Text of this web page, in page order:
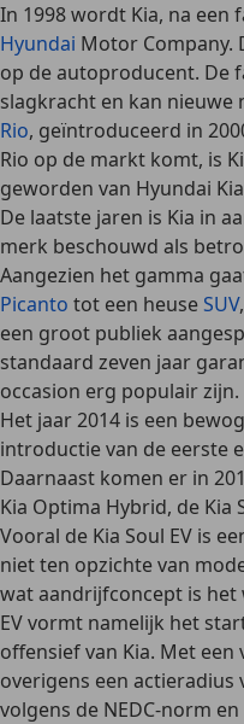
In 1998 wordt Kia, na
Hyundai Motor Company.
op de autoproducent. De
slagkracht en kan nieuwe
Rio, geïntroduceerd in
Rio op de markt komt, is
geworden van Hyundai
De laatste jaren is Kia in
merk beschouwd als
Aangezien het gamma
Picanto tot een heuseSUV
een groot publiek
standaard zeven jaar
occasion erg populair zijn.
Het jaar 2014 is een
introductie van de eerste
Daarnaast komen er in
Kia Optima Hybrid, de Kia
Vooral de Kia Soul EV is
niet ten opzichte van
wat aandrijfconcept is het
EV vormt namelijk het
offensief van Kia. Met een
overigens een
volgens de NEDC-norm